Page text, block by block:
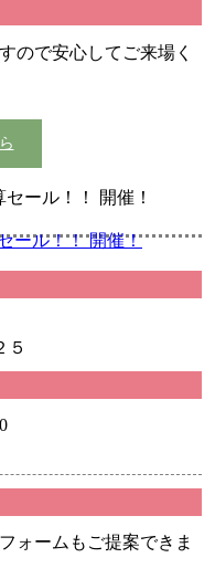
ので安心してご来場く
ール！！ 開催！
５
ォームもご提案できま